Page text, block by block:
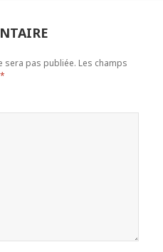
sera pas publiée. Les champs
*